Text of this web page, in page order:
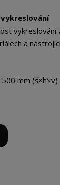
vykreslování
a
mm (š×h×v)